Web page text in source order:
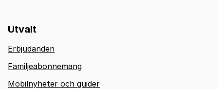
Utvalt
Erbjudanden
Familjeabonnemang
Mobilnyheter och guider